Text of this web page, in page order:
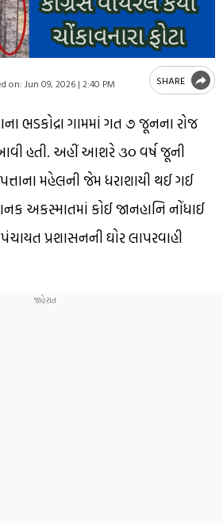
on: Jun 09, 2026 | 2:40 PM SHARE
ભડકોદ્રા ગામમાં ગત ૭ જૂનના રોજ
હતી. અહીં આશરે ૩૦ વર્ષ જૂની
મહેલની જેમ ધરાશાયી થઈ ગઈ
અકસ્માતમાં કોઈ જાનહાનિ નોંધાઈ
પ્રશાસનની ઘોર લાપરવાહી